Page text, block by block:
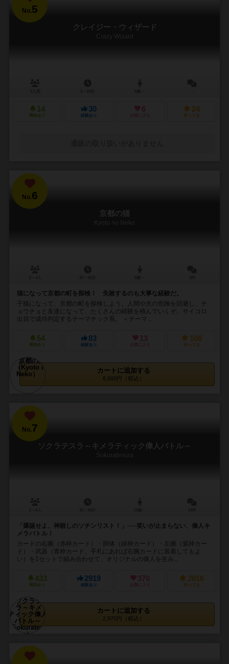
No.5
クレイジー・ウィザード
Crazy Wizard
14
興味あり
30
経験あり
6
お気に入り
24
持ってる
No.6
京都の猫
Kyoto no Neko
猫になって京都の町を探検！ 失敗するのも大事な経験だ。
子猫になって、京都の町を探検しよう。人間や犬の危険を回避し、チ
ョウチョと友達になって、たくさんの経験を積んでいくぞ。サイコロ
出目で成功判定するテーマチック系。 ＜テーマ...
54
興味あり
83
経験あり
13
お気に入り
106
持ってる
カートに追加する
6,600円（税込）
No.7
ソクラテスラ～キメラティック偉人バトル～
Sokuratesura
「爆誕せよ、神殺しのソチンリスト！」──笑いが止まらない、偉人キ
メラバトル！
カードの右腕（赤枠カード）・胴体（緑枠カード）・左腕（紫枠カー
ド）・武器（青枠カード。手札にあれば右腕カードに装着してもよ
い）を1セットで組み合わせて、オリジナルの偉人を生み...
433
興味あり
2919
経験あり
376
お気に入り
2016
持ってる
カートに追加する
2,970円（税込）